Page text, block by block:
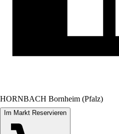
HORNBACH Bornheim (Pfalz)
Im Markt Reservieren